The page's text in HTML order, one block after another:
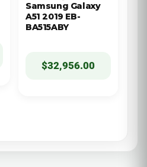
Samsung Galaxy
A51 2019 EB-
BA515ABY
$32,956.00